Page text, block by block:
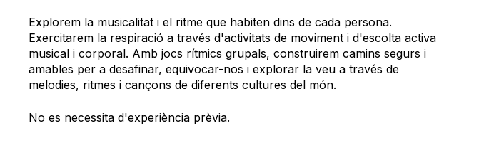
Explorem la musicalitat i el ritme que habiten dins de cada persona.
Exercitarem la respiració a través d'activitats de moviment i d'escolta activa
musical i corporal. Amb jocs rítmics grupals, construirem camins segurs i
amables per a desafinar, equivocar-nos i explorar la veu a través de
melodies, ritmes i cançons de diferents cultures del món.
No es necessita d'experiència prèvia.